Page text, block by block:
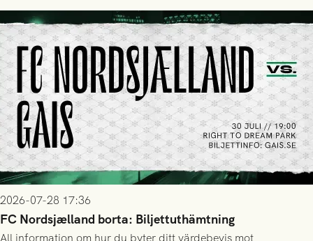
2026-07-28 17:36
FC Nordsjælland borta: Biljettuthämtning
All information om hur du byter ditt värdebevis mot